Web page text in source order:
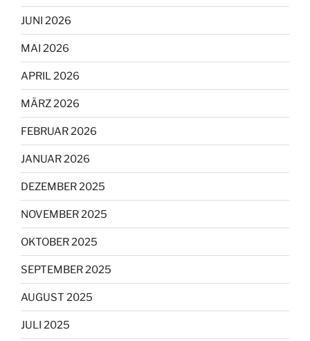
JUNI 2026
MAI 2026
APRIL 2026
MÄRZ 2026
FEBRUAR 2026
JANUAR 2026
DEZEMBER 2025
NOVEMBER 2025
OKTOBER 2025
SEPTEMBER 2025
AUGUST 2025
JULI 2025